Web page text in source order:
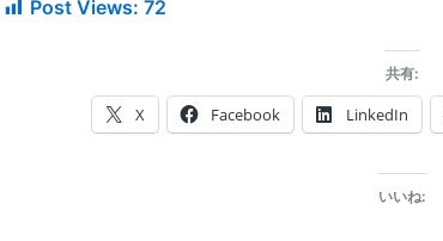
Post Views: 72
共有:
X Facebook LinkedIn
いいね: